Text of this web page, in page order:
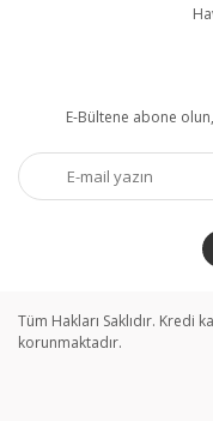
E-Bültene abone
Tüm Hakları Saklıdır. Kredi
korunmaktadır.